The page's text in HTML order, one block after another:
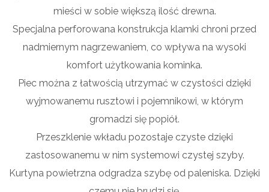
mieści w sobie większą ilość drewna.
Specjalna perforowana konstrukcja klamki chroni przed
nadmiernym nagrzewaniem, co wpływa na wysoki
komfort użytkowania kominka.
Piec można z łatwością utrzymać w czystości dzięki
wyjmowanemu rusztowi i pojemnikowi, w którym
gromadzi się popiół.
Przeszklenie wkładu pozostaje czyste dzięki
zastosowanemu w nim systemowi czystej szyby.
Kurtyna powietrzna odgradza szybę od paleniska. Dzięki